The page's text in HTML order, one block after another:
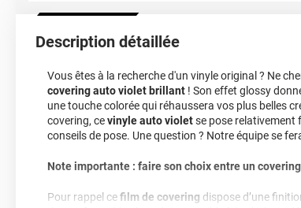
Description détaillée
Vous êtes à la recherche d'un vinyle original ? Ne
covering auto violet brillant ! Son effet glossy
une touche colorée qui réhaussera vos plus belles
covering, cevinyle auto violetse pose relativement
conseils de pose. Une question ? Notre équipe se
Note importante : faire son choix entre un covering
Pour rappel cefilm de covering dispose d’une